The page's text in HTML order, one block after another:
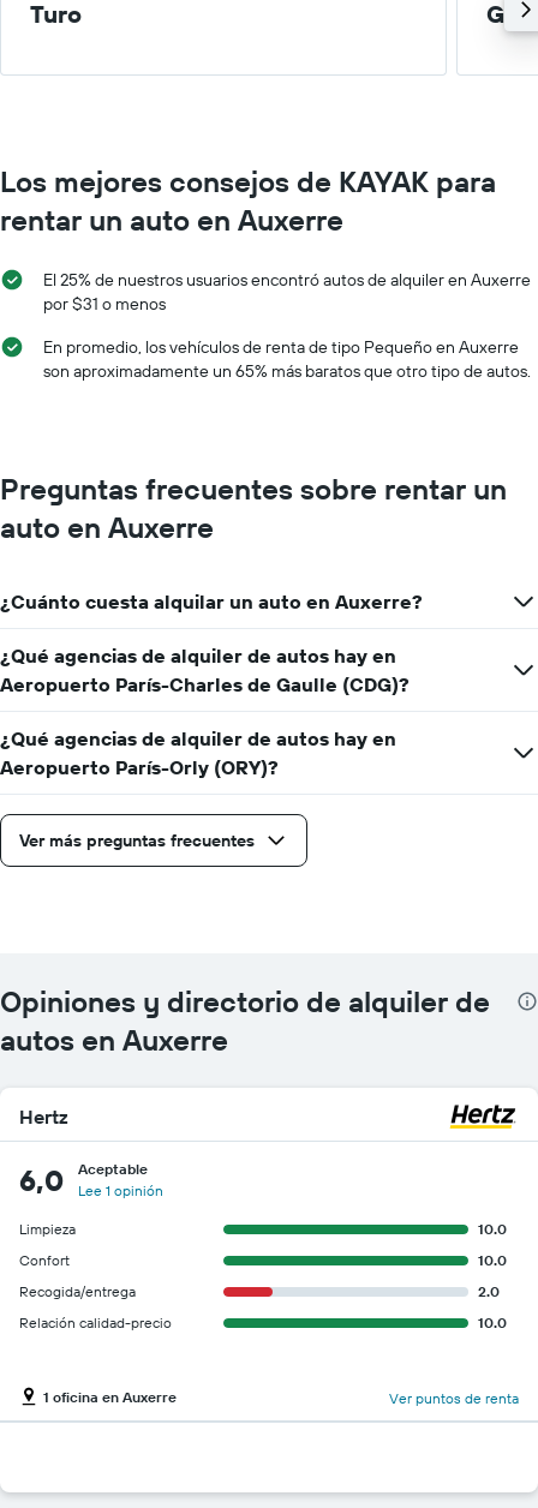
Turo
Los mejores consejos de KAYAK para
rentar un auto en Auxerre
El 25% de nuestros usuarios encontró autos de alquiler en Auxerre
por $31 o menos
En promedio, los vehículos de renta de tipo Pequeño en Auxerre
son aproximadamente un 65% más baratos que otro tipo de autos.
Preguntas frecuentes sobre rentar un
auto en Auxerre
¿Cuánto cuesta alquilar un auto en Auxerre?
¿Qué agencias de alquiler de autos hay en
Aeropuerto París-Charles de Gaulle (CDG)?
¿Qué agencias de alquiler de autos hay en
Aeropuerto París-Orly (ORY)?
Ver más preguntas frecuentes
Opiniones y directorio de alquiler de
autos en Auxerre
Hertz
6,0
Aceptable
Lee 1 opinión
Limpieza
10.0
Confort
10.0
Recogida/entrega
2.0
Relación calidad-precio
10.0
1 oficina en Auxerre Ver puntos de renta